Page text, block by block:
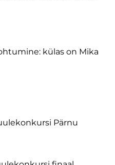
külas on Mika
Pärnu